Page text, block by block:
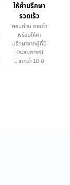
ให้คำบรึกษา
รวดเร็ว
ตอบด่วน ตอบไว
พร้อมให้คำ
ปรึกษาจากผู้ที่มี
ประสบการณ์
มากกว่า 10 ปี